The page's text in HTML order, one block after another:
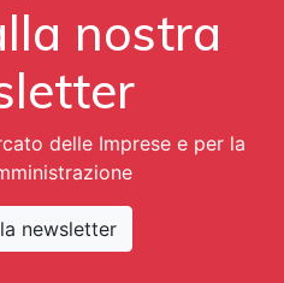
nostra
delle Imprese e per la
newsletter